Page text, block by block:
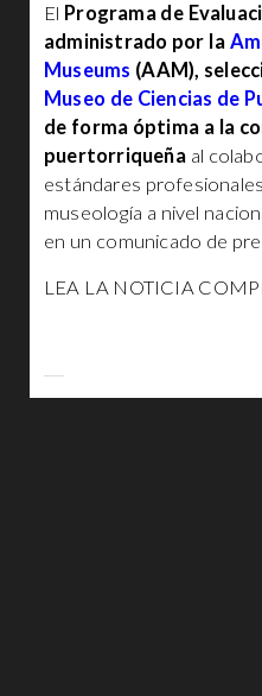
El Programa de
administrado por la
Museums (AAM),
Museo de Ciencias de
de forma óptima a la
puertorriqueñaal
estándares
museología a nivel
en un comunicado de
LEA LA NOTICIA